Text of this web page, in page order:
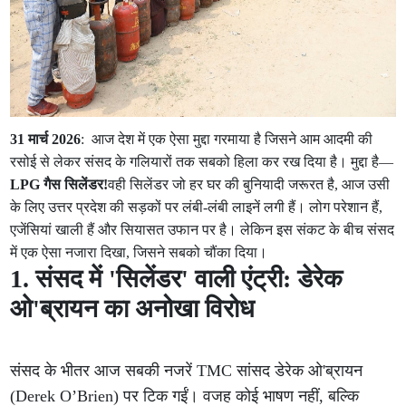
31 मार्च 2026: आज देश में एक ऐसा मुद्दा गरमाया है जिसने आम आदमी की
रसोई से लेकर संसद के गलियारों तक सबको हिला कर रख दिया है। मुद्दा है—
LPG गैस सिलेंडर!वही सिलेंडर जो हर घर की बुनियादी जरूरत है, आज उसी
के लिए उत्तर प्रदेश की सड़कों पर लंबी-लंबी लाइनें लगी हैं। लोग परेशान हैं,
एजेंसियां खाली हैं और सियासत उफान पर है। लेकिन इस संकट के बीच संसद
में एक ऐसा नजारा दिखा, जिसने सबको चौंका दिया।
1. संसद में 'सिलेंडर' वाली एंट्री: डेरेक
ओ'ब्रायन का अनोखा विरोध
संसद के भीतर आज सबकी नजरें TMC सांसद डेरेक ओ'ब्रायन
(Derek O’Brien) पर टिक गईं। वजह कोई भाषण नहीं, बल्कि